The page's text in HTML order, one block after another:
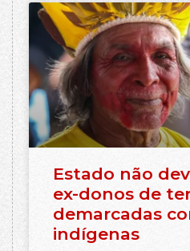
Estado não
ex-donos de
demarcadas
indígenas